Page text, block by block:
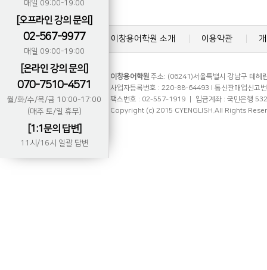
매일 09:00-19:00
[오프라인 강의 문의]
02-567-9977
매일 09:00-19:00
[온라인 강의 문의]
070-7510-4571
월/화/수/목/금 10:00-17:00
(매주 토/일 휴무)
[1:1문의 답변]
11시/16시 일괄 답변
이창용어학원 소개 이용약관
이창용어학원 주소: (06241)서울특별시 강남구 테헤
사업자등록번호 : 220-88-64493 l 통신판매업신고
팩스번호 : 02-557-1919 ㅣ 입금계좌 : 국민은행
Copyright (c) 2015 CYENGLISH.All Rights